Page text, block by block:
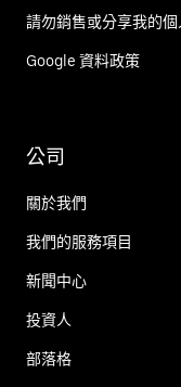
請勿銷售或分享我的
Google 資料政策
公司
關於我們
我們的服務項目
新聞中心
投資人
部落格